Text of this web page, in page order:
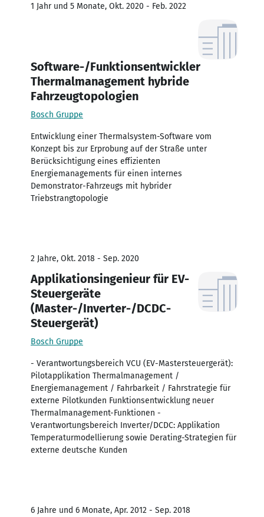
1 Jahr und 5 Monate, Okt. 2020 - Feb. 2022
Software-/Funktionsentwickler
Thermalmanagement hybride
Fahrzeugtopologien
Bosch Gruppe
Entwicklung einer Thermalsystem-Software vom
Konzept bis zur Erprobung auf der Straße unter
Berücksichtigung eines effizienten
Energiemanagements für einen internes
Demonstrator-Fahrzeugs mit hybrider
Triebstrangtopologie
2 Jahre, Okt. 2018 - Sep. 2020
Applikationsingenieur für EV-
Steuergeräte
(Master-/Inverter-/DCDC-
Steuergerät)
Bosch Gruppe
- Verantwortungsbereich VCU (EV-Mastersteuergerät):
Pilotapplikation Thermalmanagement /
Energiemanagement / Fahrbarkeit / Fahrstrategie für
externe Pilotkunden Funktionsentwicklung neuer
Thermalmanagement-Funktionen -
Verantwortungsbereich Inverter/DCDC: Applikation
Temperaturmodellierung sowie Derating-Strategien für
externe deutsche Kunden
6 Jahre und 6 Monate, Apr. 2012 - Sep. 2018